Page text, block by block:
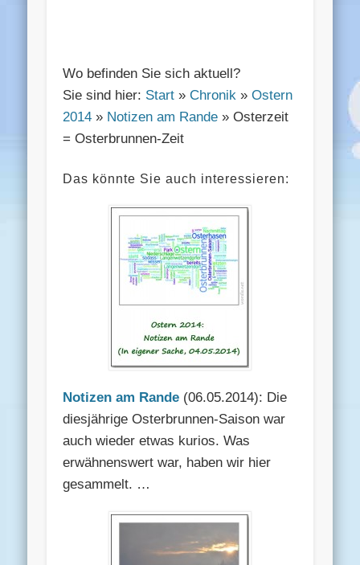
Wo befinden Sie sich aktuell?
Sie sind hier: Start »Chronik »Ostern
2014 » Notizen am Rande » Osterzeit
= Osterbrunnen-Zeit
Das könnte Sie auch interessieren:
Notizen am Rande (06.05.2014): Die
diesjährige Osterbrunnen-Saison war
auch wieder etwas kurios. Was
erwähnenswert war, haben wir hier
gesammelt. …